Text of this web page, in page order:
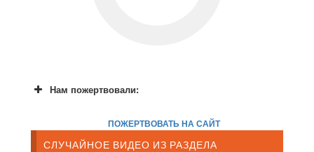
Нам пожертвовали:
ПОЖЕРТВОВАТЬ НА САЙТ
СЛУЧАЙНОЕ ВИДЕО ИЗ РАЗДЕЛА